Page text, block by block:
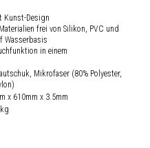
Kunst-Design
frei von Silikon, PVC und
Wasserbasis
in einem
Mikrofaser (80% Polyester,
x 610mm x 3.5mm